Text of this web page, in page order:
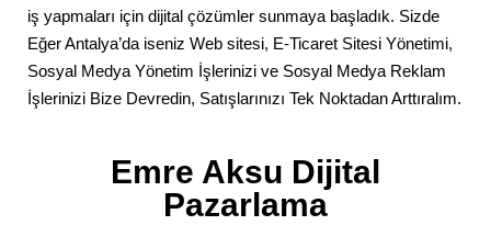
iş yapmaları için dijital çözümler sunmaya başladık. Sizde
Eğer Antalya’da iseniz Web sitesi, E-Ticaret Sitesi Yönetimi,
Sosyal Medya Yönetim İşlerinizi ve Sosyal Medya Reklam
İşlerinizi Bize Devredin, Satışlarınızı Tek Noktadan Arttıralım.
Emre Aksu Dijital
Pazarlama